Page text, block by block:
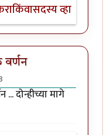
किंवासदस्य व्हा
वर्णन
दोन्हीच्या मागे